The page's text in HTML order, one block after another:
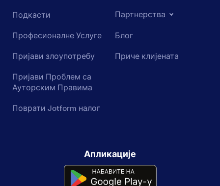
Подкасти
Професионалне Услуге
Пријави злоупотребу
Пријави Проблем са
Ауторским Правима
Поврати Jotform налог
Партнерства
Блог
Приче клијената
Апликације